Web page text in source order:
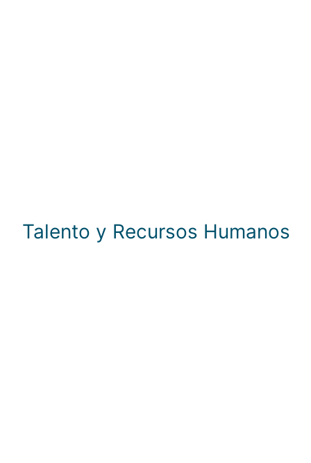
Talento y Recursos Humanos